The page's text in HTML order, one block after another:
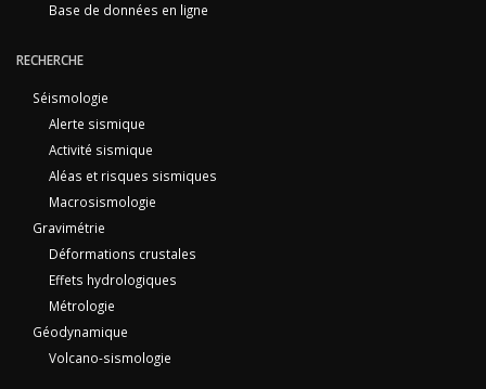
Base de données en ligne
RECHERCHE
Séismologie
Alerte sismique
Activité sismique
Aléas et risques sismiques
Macrosismologie
Gravimétrie
Déformations crustales
Effets hydrologiques
Métrologie
Géodynamique
Volcano-sismologie